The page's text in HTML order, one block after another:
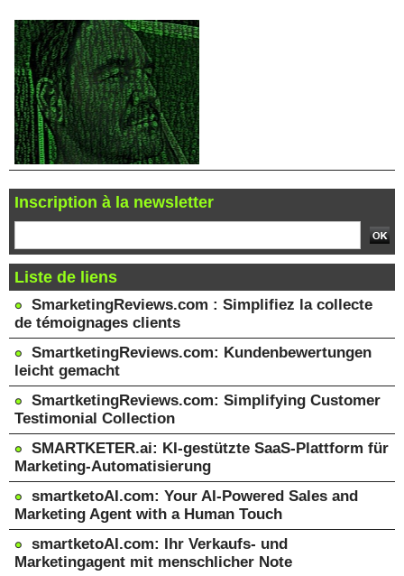
Inscription à la newsletter
Liste de liens
SmarketingReviews.com : Simplifiez la collecte
de témoignages clients
SmartketingReviews.com: Kundenbewertungen
leicht gemacht
SmartketingReviews.com: Simplifying Customer
Testimonial Collection
SMARTKETER.ai: KI-gestützte SaaS-Plattform für
Marketing-Automatisierung
smartketoAI.com: Your AI-Powered Sales and
Marketing Agent with a Human Touch
smartketoAI.com: Ihr Verkaufs- und
Marketingagent mit menschlicher Note